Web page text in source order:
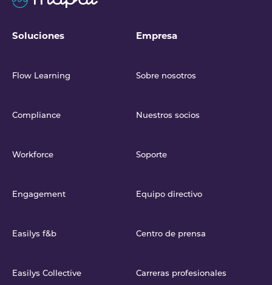
Soluciones
Flow Learning
Compliance
Workforce
Engagement
Easilys f&b
Easilys Collective
Empresa
Sobre nosotros
Nuestros socios
Soporte
Equipo directivo
Centro de prensa
Carreras profesionales